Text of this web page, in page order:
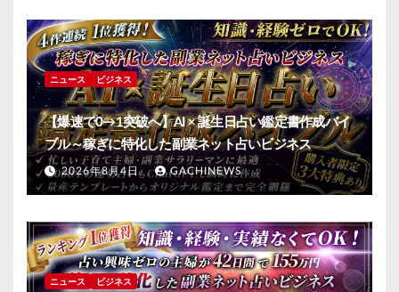
ニュース ビジネス
【爆速で0→1突破へ】AI × 誕生日占い鑑定書作成バイ
ブル～稼ぎに特化した副業ネット占いビジネス
2026年8月4日 GACHINEWS
ニュース ビジネス